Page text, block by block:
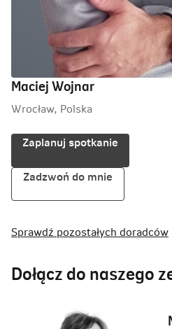
Maciej Wojnar
Wrocław, Polska
Zaplanuj spotkanie
Zadzwoń do mnie
Sprawdź pozostałych doradców
Dołącz do naszego